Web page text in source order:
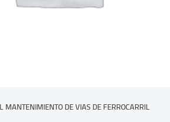
MANTENIMIENTO DE VIAS DE FERROCARRIL